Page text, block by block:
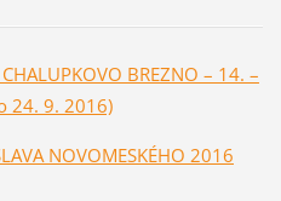
BREZNO – 14. –
24. 9. 2016)
NOVOMESKÉHO 2016